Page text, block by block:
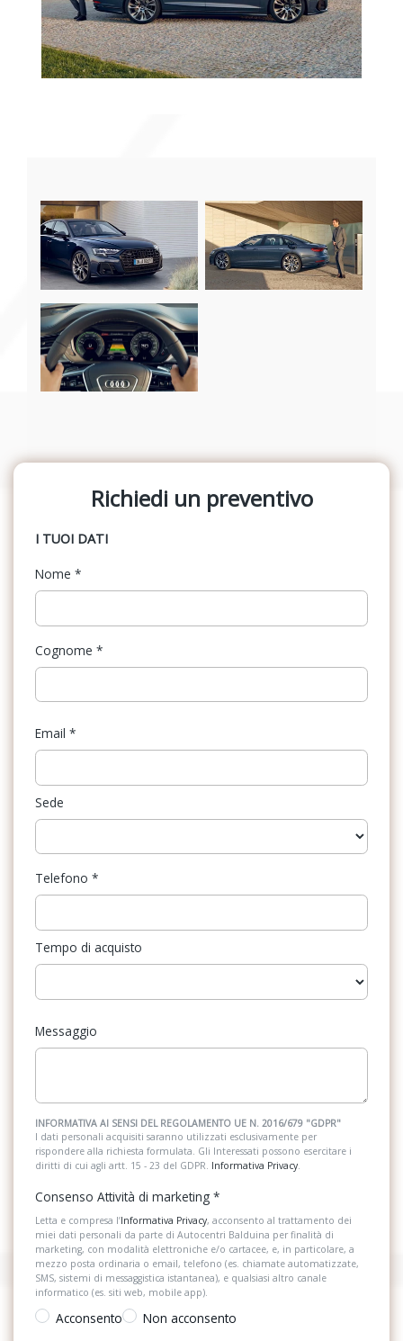
Richiedi un preventivo
I TUOI DATI
Nome *
Cognome *
Email *
Sede
Telefono *
Tempo di acquisto
Messaggio
INFORMATIVA AI SENSI DEL REGOLAMENTO UE N. 2016/679 "GDPR"
I dati personali acquisiti saranno utilizzati esclusivamente per
rispondere alla richiesta formulata. Gli Interessati possono esercitare i
diritti di cui agli artt. 15 - 23 del GDPR. Informativa Privacy
Consenso Attività di marketing *
Letta e compresa l’Informativa Privacy, acconsento al trattamento dei
miei dati personali da parte di Autocentri Balduina per finalità di
marketing, con modalità elettroniche e/o cartacee, e, in particolare, a
mezzo posta ordinaria o email, telefono (es. chiamate automatizzate,
SMS, sistemi di messaggistica istantanea), e qualsiasi altro canale
informatico (es. siti web, mobile app).
Acconsento
Non acconsento